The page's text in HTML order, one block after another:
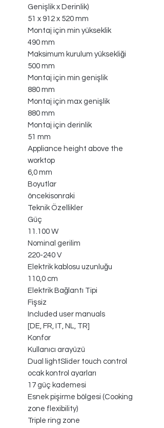
Genişlik x Derinlik)
51 x 912 x 520 mm
Montaj için min yükseklik
490 mm
Maksimum kurulum yüksekliği
500 mm
Montaj için min genişlik
880 mm
Montaj için max genişlik
880 mm
Montaj için derinlik
51 mm
Appliance height above the
worktop
6,0 mm
Boyutlar
öncekisonraki
Teknik Özellikler
Güç
11.100 W
Nominal gerilim
220-240 V
Elektrik kablosu uzunluğu
110,0 cm
Elektrik Bağlantı Tipi
Fişsiz
Included user manuals
[DE, FR, IT, NL, TR]
Konfor
Kullanıcı arayüzü
Dual lightSlider touch control
ocak kontrol ayarları
17 güç kademesi
Esnek pişirme bölgesi (Cooking
zone flexibility)
Triple ring zone